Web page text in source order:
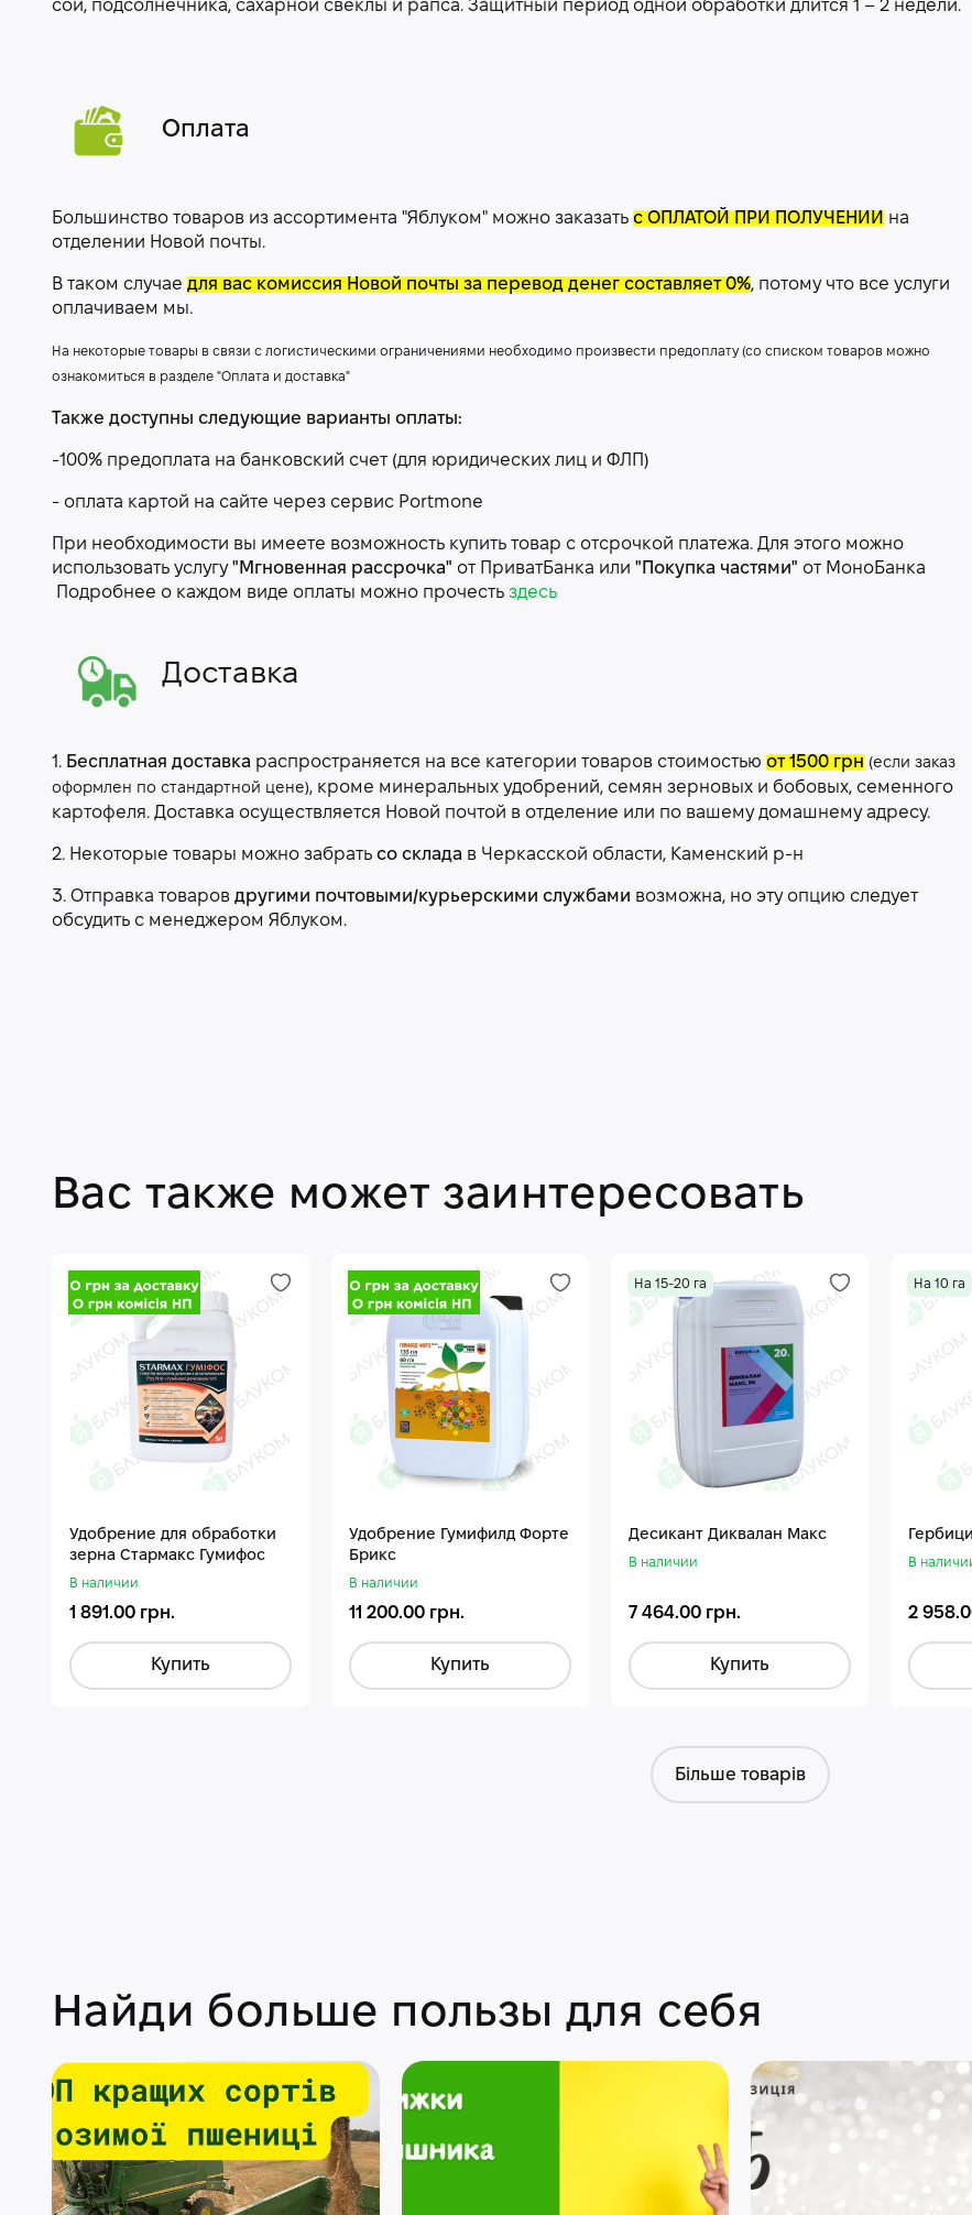
сои, подсолнечника, сахарной свеклы и рапса. Защитный период одной обработки длится 1 – 2 недели.
Оплата
Большинство товаров из ассортимента "Яблуком" можно заказать с ОПЛАТОЙ ПРИ ПОЛУЧЕНИИ на
отделении Новой почты.
В таком случае для вас комиссия Новой почты за перевод денег составляет 0%, потому что все услуги
оплачиваем мы.
На некоторые товары в связи с логистическими ограничениями необходимо произвести предоплату (со списком товаров можно
ознакомиться в разделе "Оплата и доставка"
Также доступны следующие варианты оплаты:
-100% предоплата на банковский счет (для юридических лиц и ФЛП)
- оплата картой на сайте через сервис Portmone
При необходимости вы имеете возможность купить товар с отсрочкой платежа. Для этого можно
использовать услугу "Мгновенная рассрочка" от ПриватБанка или "Покупка частями" от МоноБанка
Подробнее о каждом виде оплаты можно прочесть здесь
Доставка
1. Бесплатная доставка распространяется на все категории товаров стоимостью от 1500 грн (если заказ
оформлен по стандартной цене), кроме минеральных удобрений, семян зерновых и бобовых, семенного
картофеля. Доставка осуществляется Новой почтой в отделение или по вашему домашнему адресу.
2. Некоторые товары можно забрать со склада в Черкасской области, Каменский р-н
3. Отправка товаров другими почтовыми/курьерскими службами возможна, но эту опцию следует
обсудить с менеджером Яблуком.
Вас также может заинтересовать
Удобрение для обработки
зерна Стармакс Гумифос
В наличии
1 891.00 грн.
Купить
Удобрение Гумифилд Форте
Брикс
В наличии
11 200.00 грн.
Купить
На 15-20 га
Десикант Диквалан Макс
В наличии
7 464.00 грн.
Купить
На 10 га
В
2
Більше товарів
Найди больше пользы для себя